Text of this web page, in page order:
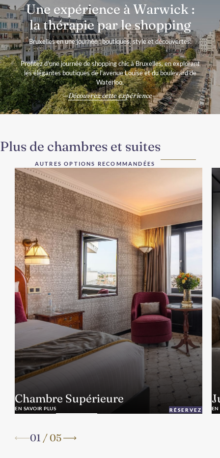
Une expérience à Warwick :
la thérapie par le shopping
Bruxelles en une journée : boutiques, style et découvertes.
Profitez d'une journée de shopping chic à Bruxelles, en explorant
les élégantes boutiques de l'avenue Louise et du boulevard de
Waterloo.
Découvrez cette expérience
Plus de chambres et suites
AUTRES OPTIONS RECOMMANDÉES
Chambre Supérieure
EN SAVOIR PLUS RÉSERVEZ EN
01 /05